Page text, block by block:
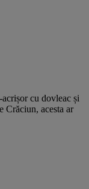
cu dovleac și
Crăciun, acesta ar